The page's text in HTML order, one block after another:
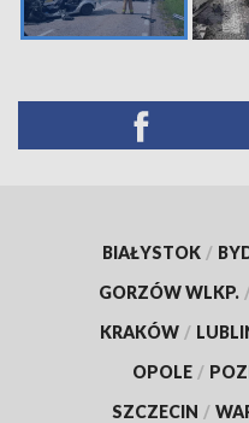
BIAŁYSTOK /
GORZÓW WLKP.
KRAKÓW /
OPOLE /
SZCZECIN /